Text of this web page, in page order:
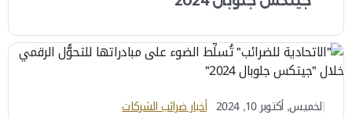
الخميس, أكتوبر 10, 2024 أخبار ضرائب الشركات